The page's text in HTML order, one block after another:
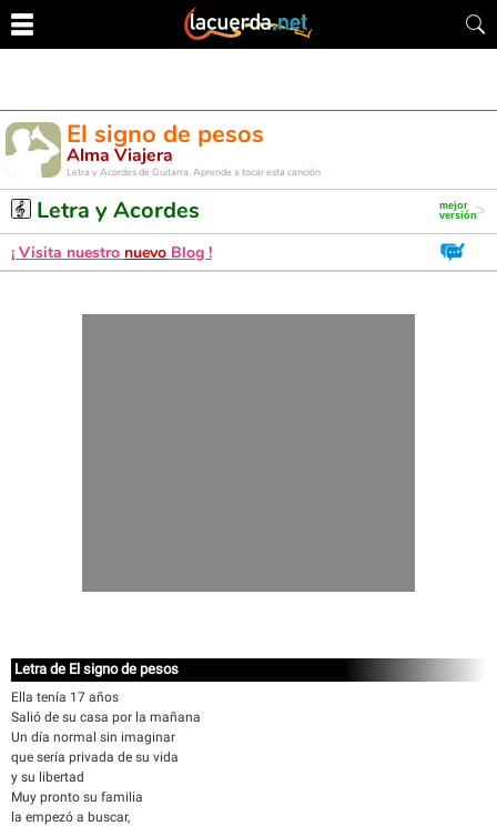
El signo de pesos
Alma Viajera
Letra y Acordes de Guitarra. Aprende a tocar esta canción
Letra y Acordes
¡ Visita nuestro nuevo Blog !
Letra de El signo de pesos
Ella tenía 17 años
Salió de su casa por la mañana
Un día normal sin imaginar
que sería privada de su vida
y su libertad
Muy pronto su familia
la empezó a buscar,